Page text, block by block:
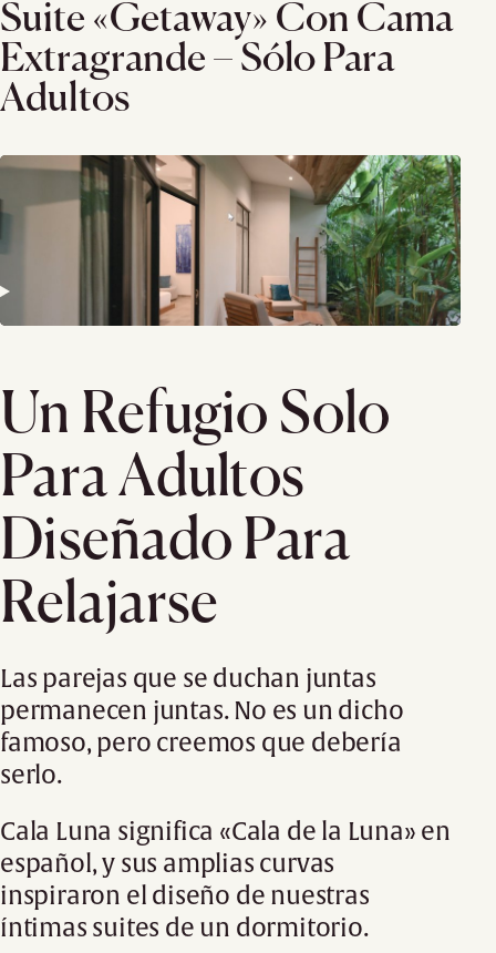
Suite «Getaway» Con Cama
Extragrande – Sólo Para
Adultos
Un Refugio Solo
Para Adultos
Diseñado Para
Relajarse
Las parejas que se duchan juntas
permanecen juntas. No es un dicho
famoso, pero creemos que debería
serlo.
Cala Luna significa «Cala de la Luna» en
español, y sus amplias curvas
inspiraron el diseño de nuestras
íntimas suites de un dormitorio.